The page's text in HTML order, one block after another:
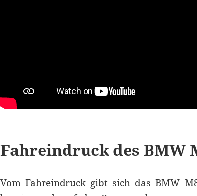
Fahreindruck des BMW
Vom Fahreindruck gibt sich das BMW